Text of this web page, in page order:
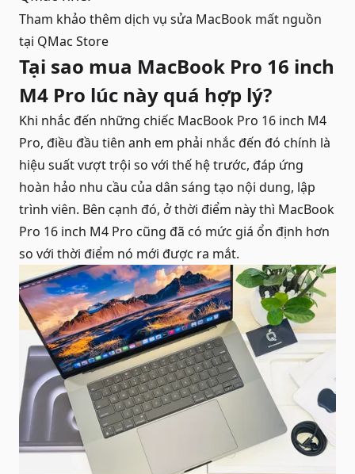
Tham khảo thêm dịch vụ sửa MacBook mất nguồn
tại QMac Store
Tại sao mua MacBook Pro 16 inch
M4 Pro lúc này quá hợp lý?
Khi nhắc đến những chiếc MacBook Pro 16 inch M4
Pro, điều đầu tiên anh em phải nhắc đến đó chính là
hiệu suất vượt trội so với thế hệ trước, đáp ứng
hoàn hảo nhu cầu của dân sáng tạo nội dung, lập
trình viên. Bên cạnh đó, ở thời điểm này thì MacBook
Pro 16 inch M4 Pro cũng đã có mức giá ổn định hơn
so với thời điểm nó mới được ra mắt.